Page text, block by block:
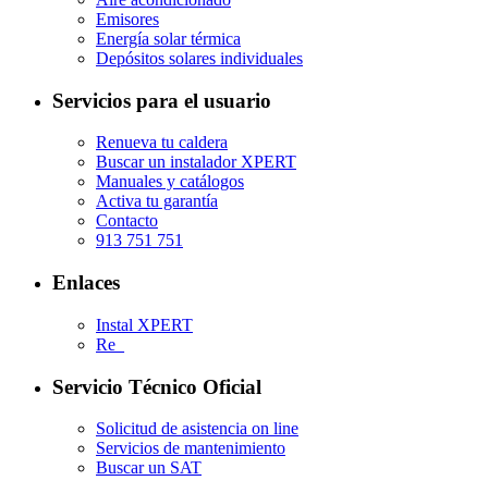
Emisores
Energía solar térmica
Depósitos solares individuales
Servicios para el usuario
Renueva tu caldera
Buscar un instalador XPERT
Manuales y catálogos
Activa tu garantía
Contacto
913 751 751
Enlaces
Instal XPERT
Re_
Servicio Técnico Oficial
Solicitud de asistencia on line
Servicios de mantenimiento
Buscar un SAT